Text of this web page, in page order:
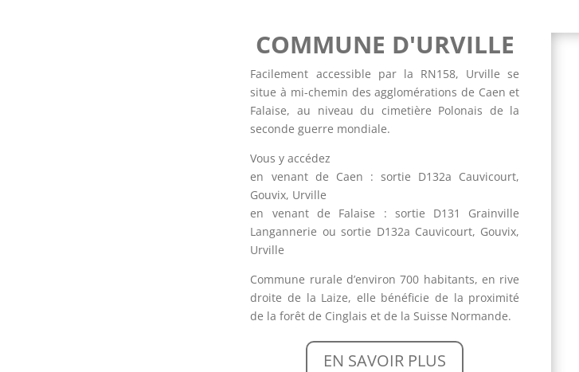
COMMUNE D'URVILLE
Facilement accessible par la RN158, Urville se
situe à mi-chemin des agglomérations de Caen et
Falaise, au niveau du cimetière Polonais de la
seconde guerre mondiale.
Vous y accédez
en venant de Caen : sortie D132a Cauvicourt,
Gouvix, Urville
en venant de Falaise : sortie D131 Grainville
Langannerie ou sortie D132a Cauvicourt, Gouvix,
Urville
Commune rurale d’environ 700 habitants, en rive
droite de la Laize, elle bénéficie de la proximité
de la forêt de Cinglais et de la Suisse Normande.
EN SAVOIR PLUS